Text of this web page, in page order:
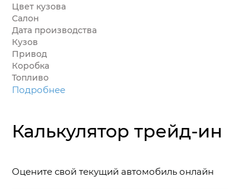
Цвет кузова
Салон
Дата производства
Кузов
Привод
Коробка
Топливо
Подробнее
Калькулятор трейд-ин
Оцените свой текущий автомобиль онлайн